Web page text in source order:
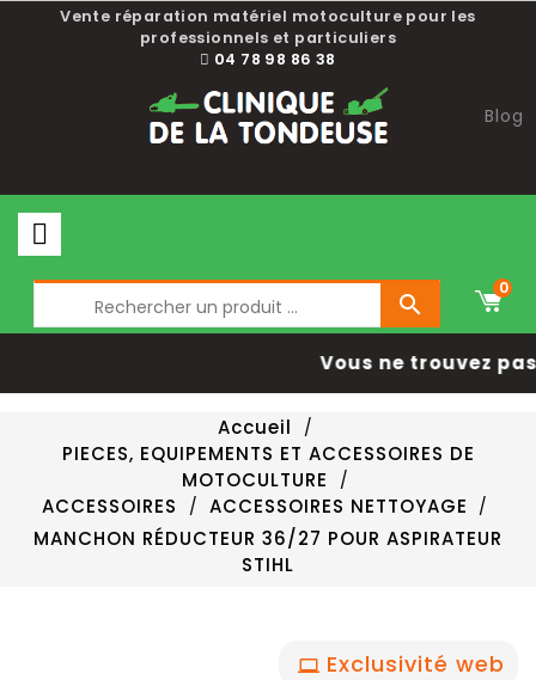
Vente réparation matériel motoculture pour les
professionnels et particuliers
04 78 98 86 38
Blog

0
Vous ne trouvez
Accueil
PIECES, EQUIPEMENTS ET ACCESSOIRES DE
MOTOCULTURE
ACCESSOIRES
ACCESSOIRES NETTOYAGE
MANCHON RÉDUCTEUR 36/27 POUR ASPIRATEUR
STIHL
Exclusivité web